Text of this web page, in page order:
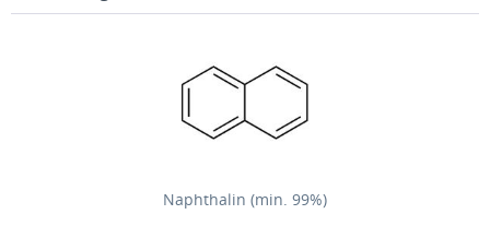
Naphthalin (min. 99%)